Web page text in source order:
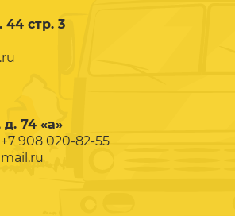
стр. 3
д. 74 «а»
908 020-82-55